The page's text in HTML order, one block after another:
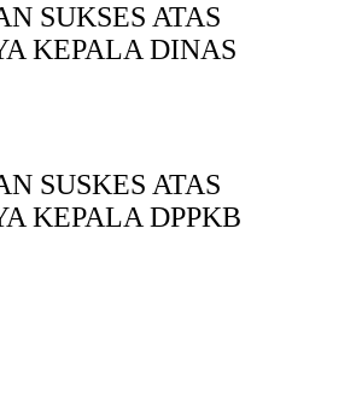
SUKSES ATAS
KEPALA DINAS
SUSKES ATAS
KEPALA DPPKB